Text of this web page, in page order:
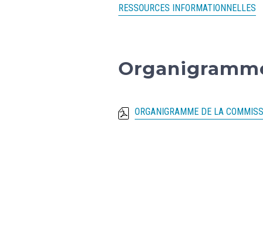
RESSOURCES INFORMATIONNELLES
ORGANIGRAMME DE LA